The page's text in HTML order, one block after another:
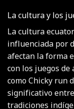
La cultura y los
La cultura
influenciada por
afectan la forma
con los juegos de
comoChicky run
significativo
tradiciones